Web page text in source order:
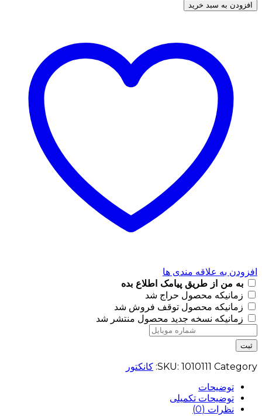
افزودن به سبد خرید
افزودن به علاقه مندی ها
به من از طریق پیامک اطلاع بده
زمانیکه محصول حراج شد
زمانیکه محصول توقف فروش شد
زمانیکه نسخه جدید محصول منتشر شد
ثبت
SKU: 1010111 Category:
کانکتور
توضیحات
توضیحات تکمیلی
نظرات (0)